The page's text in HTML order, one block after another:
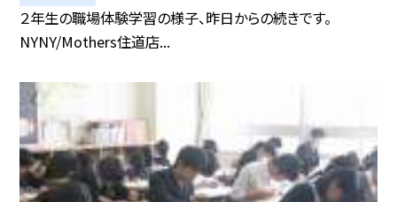
２年生の職場体験学習の様子、昨日からの続きです。
NYNY/Mothers住道店...